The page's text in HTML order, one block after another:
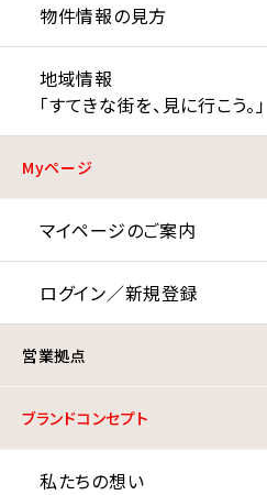
物件情報の見方
地域情報
「すてきな街を、見に行こう。」
Myページ
マイページのご案内
ログイン／新規登録
営業拠点
ブランドコンセプト
私たちの想い